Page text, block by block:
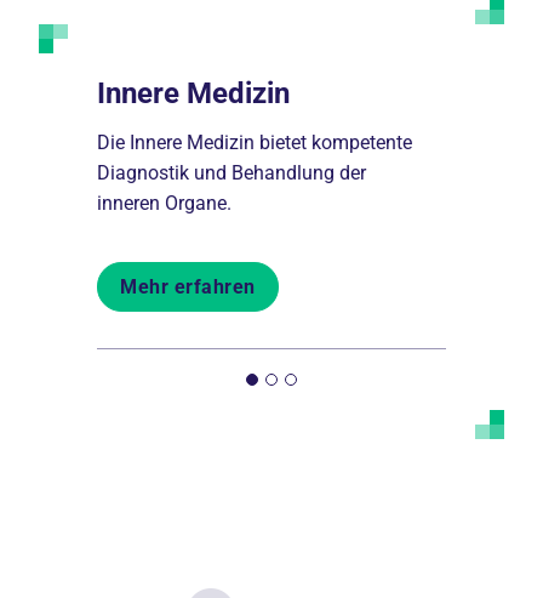
Innere Medizin
Die Innere Medizin bietet kompetente
Diagnostik und Behandlung der
inneren Organe.
Mehr erfahren